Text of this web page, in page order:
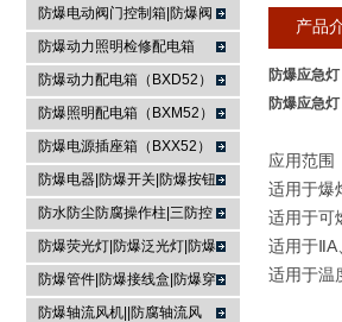
防爆主令控制器
防爆电动阀门控制箱|防爆阀
门箱
防爆动力照明检修配电箱
防爆动力配电箱（BXD52）
防爆照明配电箱（BXM52）
防爆电源插座箱（BXX52）
防爆电器|防爆开关|防爆按钮
防水防尘防腐操作柱|三防控
制箱|
防爆荧光灯|防爆泛光灯|防爆
投光灯▏防爆应急灯
防爆管件|防爆接线盒|防爆穿
线盒|防爆活接头|防爆挠性管
防爆轴流风机||防腐轴流风
产品
防爆应急
防爆应急
应用范围
适用于爆
适用于可
适用于
适用于温